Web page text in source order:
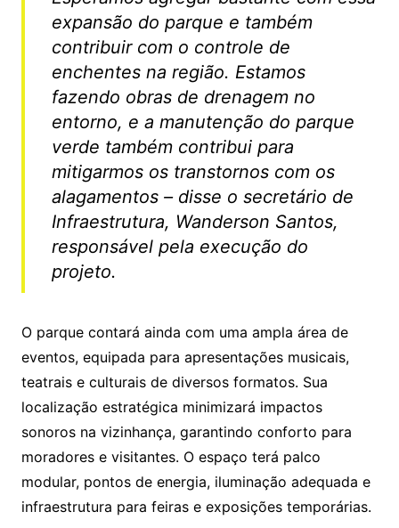
expansão do parque e também
contribuir com o controle de
enchentes na região. Estamos
fazendo obras de drenagem no
entorno, e a manutenção do parque
verde também contribui para
mitigarmos os transtornos com os
alagamentos – disse o secretário de
Infraestrutura, Wanderson Santos,
responsável pela execução do
projeto.
O parque contará ainda com uma ampla área de
eventos, equipada para apresentações musicais,
teatrais e culturais de diversos formatos. Sua
localização estratégica minimizará impactos
sonoros na vizinhança, garantindo conforto para
moradores e visitantes. O espaço terá palco
modular, pontos de energia, iluminação adequada e
infraestrutura para feiras e exposições temporárias.